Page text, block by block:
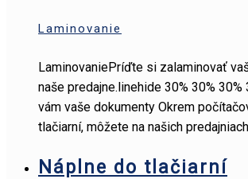
Laminovanie
LaminovaniePríďte si zalaminovať
naše predajne.linehide 30% 30% 30%
vám vaše dokumenty Okrem
tlačiarní, môžete na našich
Náplne do tlačiarní